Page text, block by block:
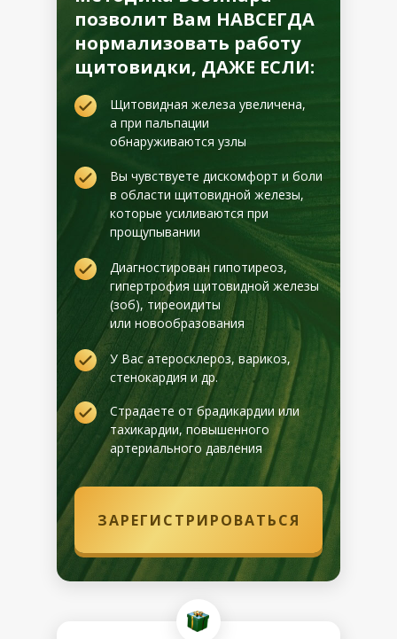
позволит Вам НАВСЕГДА
нормализовать работу
щитовидки, ДАЖЕ ЕСЛИ:
Щитовидная железа увеличена,
а при пальпации
обнаруживаются узлы
Вы чувствуете дискомфорт и боли
в области щитовидной железы,
которые усиливаются при
прощупывании
Диагностирован гипотиреоз,
гипертрофия щитовидной железы
(зоб), тиреоидиты
или новообразования
ЗАРЕГИСТРИРОВАТЬСЯ
У Вас атеросклероз, варикоз,
стенокардия и др.
Страдаете от брадикардии или
тахикардии, повышенного
артериального давления